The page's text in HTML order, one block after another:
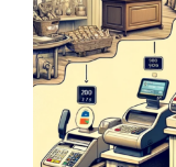
Evolución
el
AT-CASH